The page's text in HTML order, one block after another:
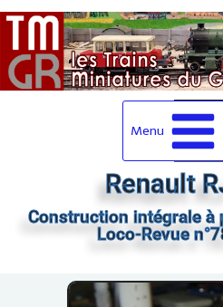
Menu
Renault
Construction intégrale à
Loco-Revue